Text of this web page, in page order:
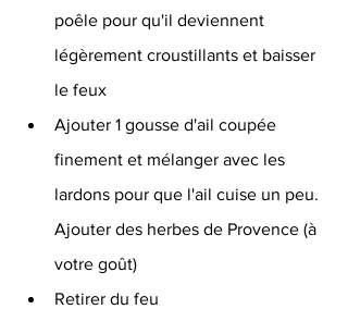
poêle pour qu'il deviennent
légèrement croustillants et baisser
le feux
Ajouter 1 gousse d'ail coupée
finement et mélanger avec les
lardons pour que l'ail cuise un peu.
Ajouter des herbes de Provence (à
votre goût)
Retirer du feu